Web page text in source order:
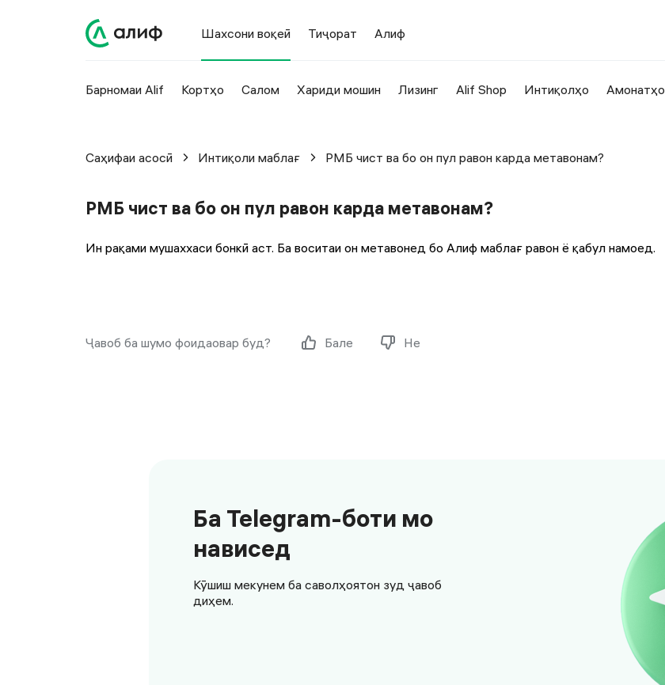
Шахсони воқеӣ Тиҷорат Алиф
Барномаи Alif Кортҳо Салом Хариди мошин Лизинг Alif Shop Интиқолҳо Амонатҳо
Саҳифаи асосӣ Интиқоли маблағ РМБ чист ва бо он пул равон карда метавонам?
РМБ чист ва бо он пул равон карда метавонам?
Ин рақами мушаххаси бонкӣ аст. Ба воситаи он метавонед бо Алиф маблағ равон ё қабул намоед.
Ҷавоб ба шумо фоидаовар буд? Бале Не
Ба Telegram-боти мо
нависед
Кӯшиш мекунем ба саволҳоятон зуд ҷавоб
диҳем.